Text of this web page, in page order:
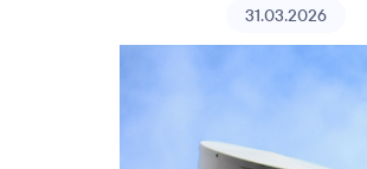
31.03.2026